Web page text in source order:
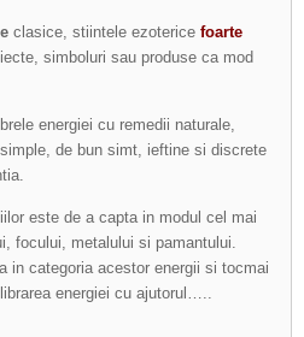
clasice, stiintele ezoterice foarte
simboluri sau produse ca mod
energiei cu remedii naturale,
de bun simt, ieftine si discrete
este de a capta in modul cel mai
focului, metalului si pamantului.
in categoria acestor energii si tocmai
energiei cu ajutorul…..